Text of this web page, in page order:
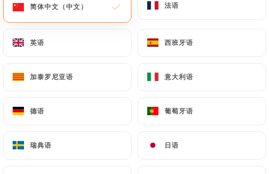
简体中文（中文） 法语
英语 西班牙语
加泰罗尼亚语 意大利语
德语 葡萄牙语
瑞典语 日语
简体中文（中文） 法语
英语 西班牙语
加泰罗尼亚语 意大利语
德语 葡萄牙语
瑞典语 日语